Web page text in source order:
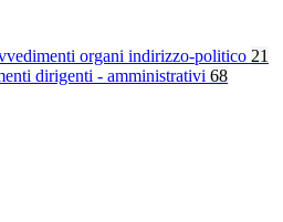
organi indirizzo-politico 21
dirigenti - amministrativi 68